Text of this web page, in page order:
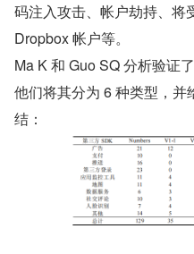
码注入攻击、帐户劫持、将
Dropbox 帐户等。
Ma K 和 Guo SQ 分析验证
他们将其分为 6 种类型，
结：